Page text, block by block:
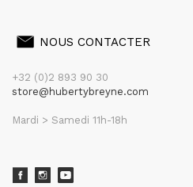
NOUS CONTACTER
+32 (0)2 893 90 30
store@hubertybreyne.com
Mardi > Samedi 11h-18h